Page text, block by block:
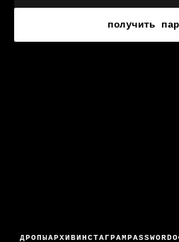
получить
ДРОПЫАРХИВИНСТАГРАМPASSWORD